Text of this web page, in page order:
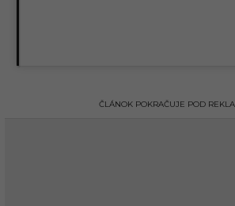
ČLÁNOK POKRAČUJE POD